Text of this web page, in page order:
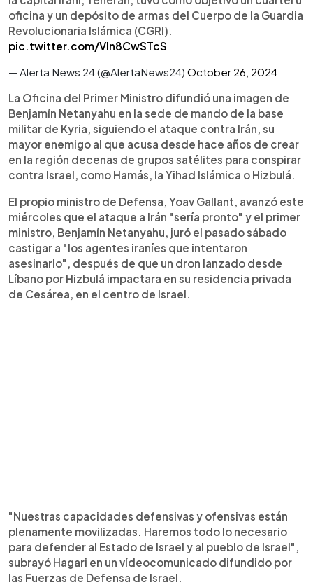
oficina y un depósito de armas del Cuerpo de la Guardia
Revolucionaria Islámica (CGRI).
pic.twitter.com/Vln8CwSTcS
— Alerta News 24 (@AlertaNews24) October 26, 2024
La Oficina del Primer Ministro difundió una imagen de
Benjamín Netanyahu en la sede de mando de la base
militar de Kyria, siguiendo el ataque contra Irán, su
mayor enemigo al que acusa desde hace años de crear
en la región decenas de grupos satélites para conspirar
contra Israel, como Hamás, la Yihad Islámica o Hizbulá.
El propio ministro de Defensa, Yoav Gallant, avanzó este
miércoles que el ataque a Irán "sería pronto" y el primer
ministro, Benjamín Netanyahu, juró el pasado sábado
castigar a "los agentes iraníes que intentaron
asesinarlo", después de que un dron lanzado desde
Líbano por Hizbulá impactara en su residencia privada
de Cesárea, en el centro de Israel.
"Nuestras capacidades defensivas y ofensivas están
plenamente movilizadas. Haremos todo lo necesario
para defender al Estado de Israel y al pueblo de Israel",
subrayó Hagari en un vídeocomunicado difundido por
las Fuerzas de Defensa de Israel.